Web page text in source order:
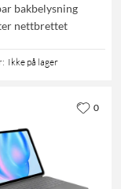
bakbelysning
nettbrettet
: Ikke på lager
0